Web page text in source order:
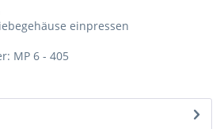
einpressen
MP 6 - 405